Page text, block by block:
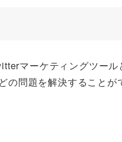
マーケティングツール
の問題を解決することが